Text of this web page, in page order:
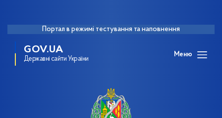
Портал в режимі тестування та наповнення
GOV.UA
Державні сайти України
Меню